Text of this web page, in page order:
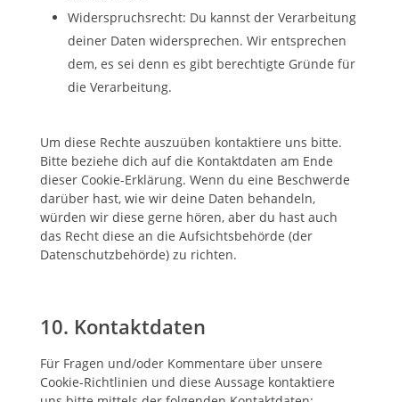
Widerspruchsrecht: Du kannst der Verarbeitung
deiner Daten widersprechen. Wir entsprechen
dem, es sei denn es gibt berechtigte Gründe für
die Verarbeitung.
Um diese Rechte auszuüben kontaktiere uns bitte.
Bitte beziehe dich auf die Kontaktdaten am Ende
dieser Cookie-Erklärung. Wenn du eine Beschwerde
darüber hast, wie wir deine Daten behandeln,
würden wir diese gerne hören, aber du hast auch
das Recht diese an die Aufsichtsbehörde (der
Datenschutzbehörde) zu richten.
10. Kontaktdaten
Für Fragen und/oder Kommentare über unsere
Cookie-Richtlinien und diese Aussage kontaktiere